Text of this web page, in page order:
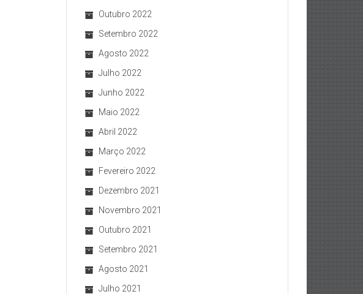
Outubro 2022
Setembro 2022
Agosto 2022
Julho 2022
Junho 2022
Maio 2022
Abril 2022
Março 2022
Fevereiro 2022
Dezembro 2021
Novembro 2021
Outubro 2021
Setembro 2021
Agosto 2021
Julho 2021